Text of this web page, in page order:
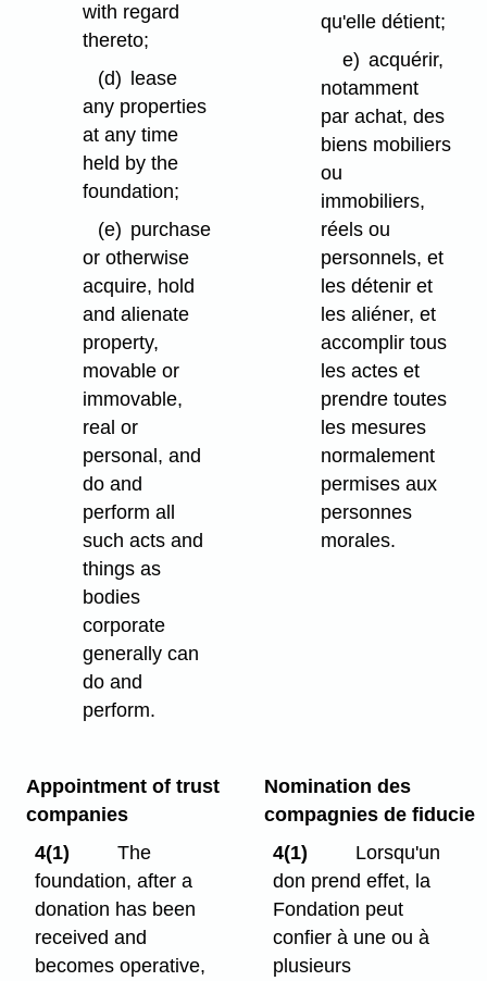
with regard
thereto;
(d) lease
any properties
at any time
held by the
foundation;
(e) purchase
or otherwise
acquire, hold
and alienate
property,
movable or
immovable,
real or
personal, and
do and
perform all
such acts and
things as
bodies
corporate
generally can
do and
perform.
qu'elle détient;
e) acquérir,
notamment
par achat, des
biens mobiliers
ou
immobiliers,
réels ou
personnels, et
les détenir et
les aliéner, et
accomplir tous
les actes et
prendre toutes
les mesures
normalement
permises aux
personnes
morales.
Appointment of trust
companies
4(1)
The
foundation, after a
donation has been
received and
becomes operative,
Nomination des
compagnies de fiducie
4(1)
Lorsqu'un
don prend effet, la
Fondation peut
confier à une ou à
plusieurs